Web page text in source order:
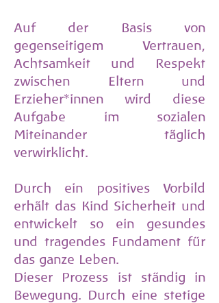
Auf der Basis von
gegenseitigem Vertrauen,
Achtsamkeit und Respekt
zwischen Eltern und
Erzieher*innen wird diese
Aufgabe im sozialen
Miteinander täglich
verwirklicht.
Durch ein positives Vorbild
erhält das Kind Sicherheit und
entwickelt so ein gesundes
und tragendes Fundament für
das ganze Leben.
Dieser Prozess ist ständig in
Bewegung. Durch eine stetige